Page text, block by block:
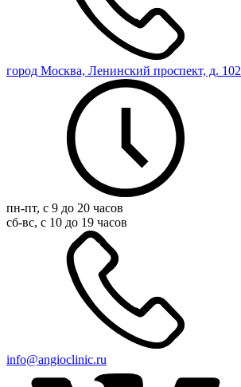
город Москва, Ленинский проспект, д. 102
пн-пт, с 9 до 20 часов
сб-вс, с 10 до 19 часов
info@angioclinic.ru